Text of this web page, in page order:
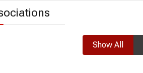
Show All